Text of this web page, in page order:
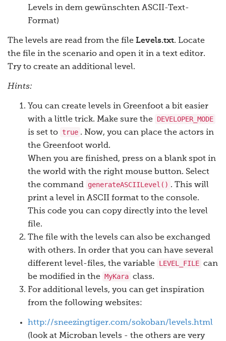
Levels in dem gewünschten ASCII-Text-
Format)
The levels are read from the file Levels.txt. Locate
the file in the scenario and open it in a text editor.
Try to create an additional level.
Hints:
You can create levels in Greenfoot a bit easier
with a little trick. Make sure the DEVELOPER_MODE
is set to true . Now, you can place the actors in
the Greenfoot world.
When you are finished, press on a blank spot in
the world with the right mouse button. Select
the command generateASCIILevel() . This will
print a level in ASCII format to the console.
This code you can copy directly into the level
file.
The file with the levels can also be exchanged
with others. In order that you can have several
different level-files, the variable LEVEL_FILE can
be modified in the MyKara class.
For additional levels, you can get inspiration
from the following websites:
http://sneezingtiger.com/sokoban/levels.html
(look at Microban levels - the others are very